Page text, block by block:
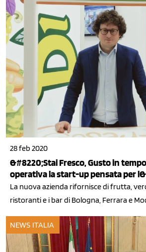
28 feb 2020
&#8220;Stai Fresco, Gusto in
operativa la start-up pensata per
La nuova azienda rifornisce di frutta,
ristoranti e i bar di Bologna, Ferrara e
NEWS ITALIA